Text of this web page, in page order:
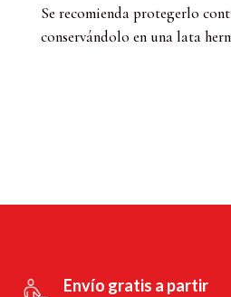
Se recomienda protegerlo
conservándolo en una lata
Envío gratis a partir